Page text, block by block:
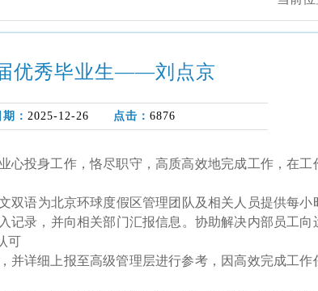
优秀毕业生——刘点京
期： 2025-12-26 点击： 6876
心投身工作，恪尽职守，高质高效地完成工作，在工
语为北京环球度假区管理团队及相关人员提供每小
记录，并向相关部门汇报信息。协助解决内部员工向
可
并详细上报至高级管理层进行参考，因高效完成工作